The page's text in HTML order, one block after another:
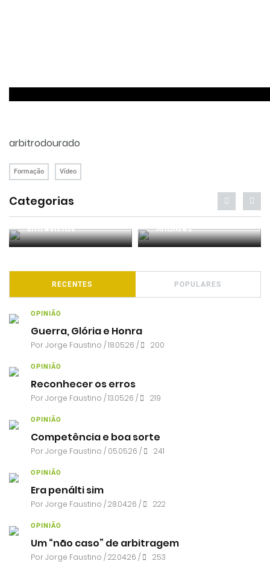
arbitrodourado
Formação Vídeo
Categorias
Entrevistas Análises
RECENTES POPULARES
OPINIÃO
Guerra, Glória e Honra
PorJorge Faustino / 18.05.26 / 200
OPINIÃO
Reconhecer os erros
PorJorge Faustino / 13.05.26 / 219
OPINIÃO
Competência e boa sorte
PorJorge Faustino / 05.05.26 / 241
OPINIÃO
Era penálti sim
PorJorge Faustino / 28.04.26 / 222
OPINIÃO
Um “não caso” de arbitragem
PorJorge Faustino / 22.04.26 / 253